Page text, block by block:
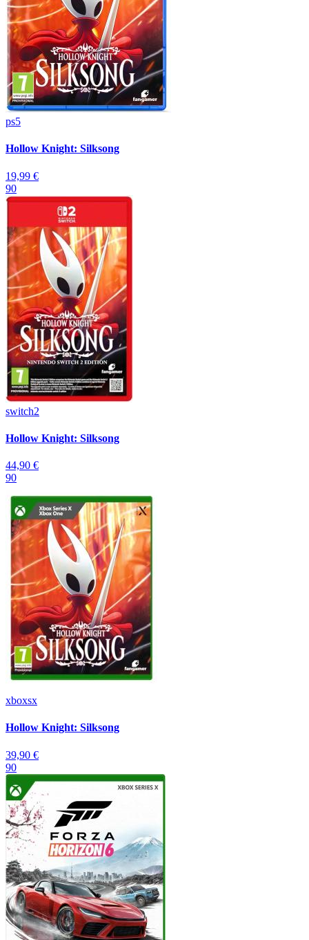
ps5
Hollow Knight: Silksong
19,99 €
90
switch2
Hollow Knight: Silksong
44,90 €
90
xboxsx
Hollow Knight: Silksong
39,90 €
90